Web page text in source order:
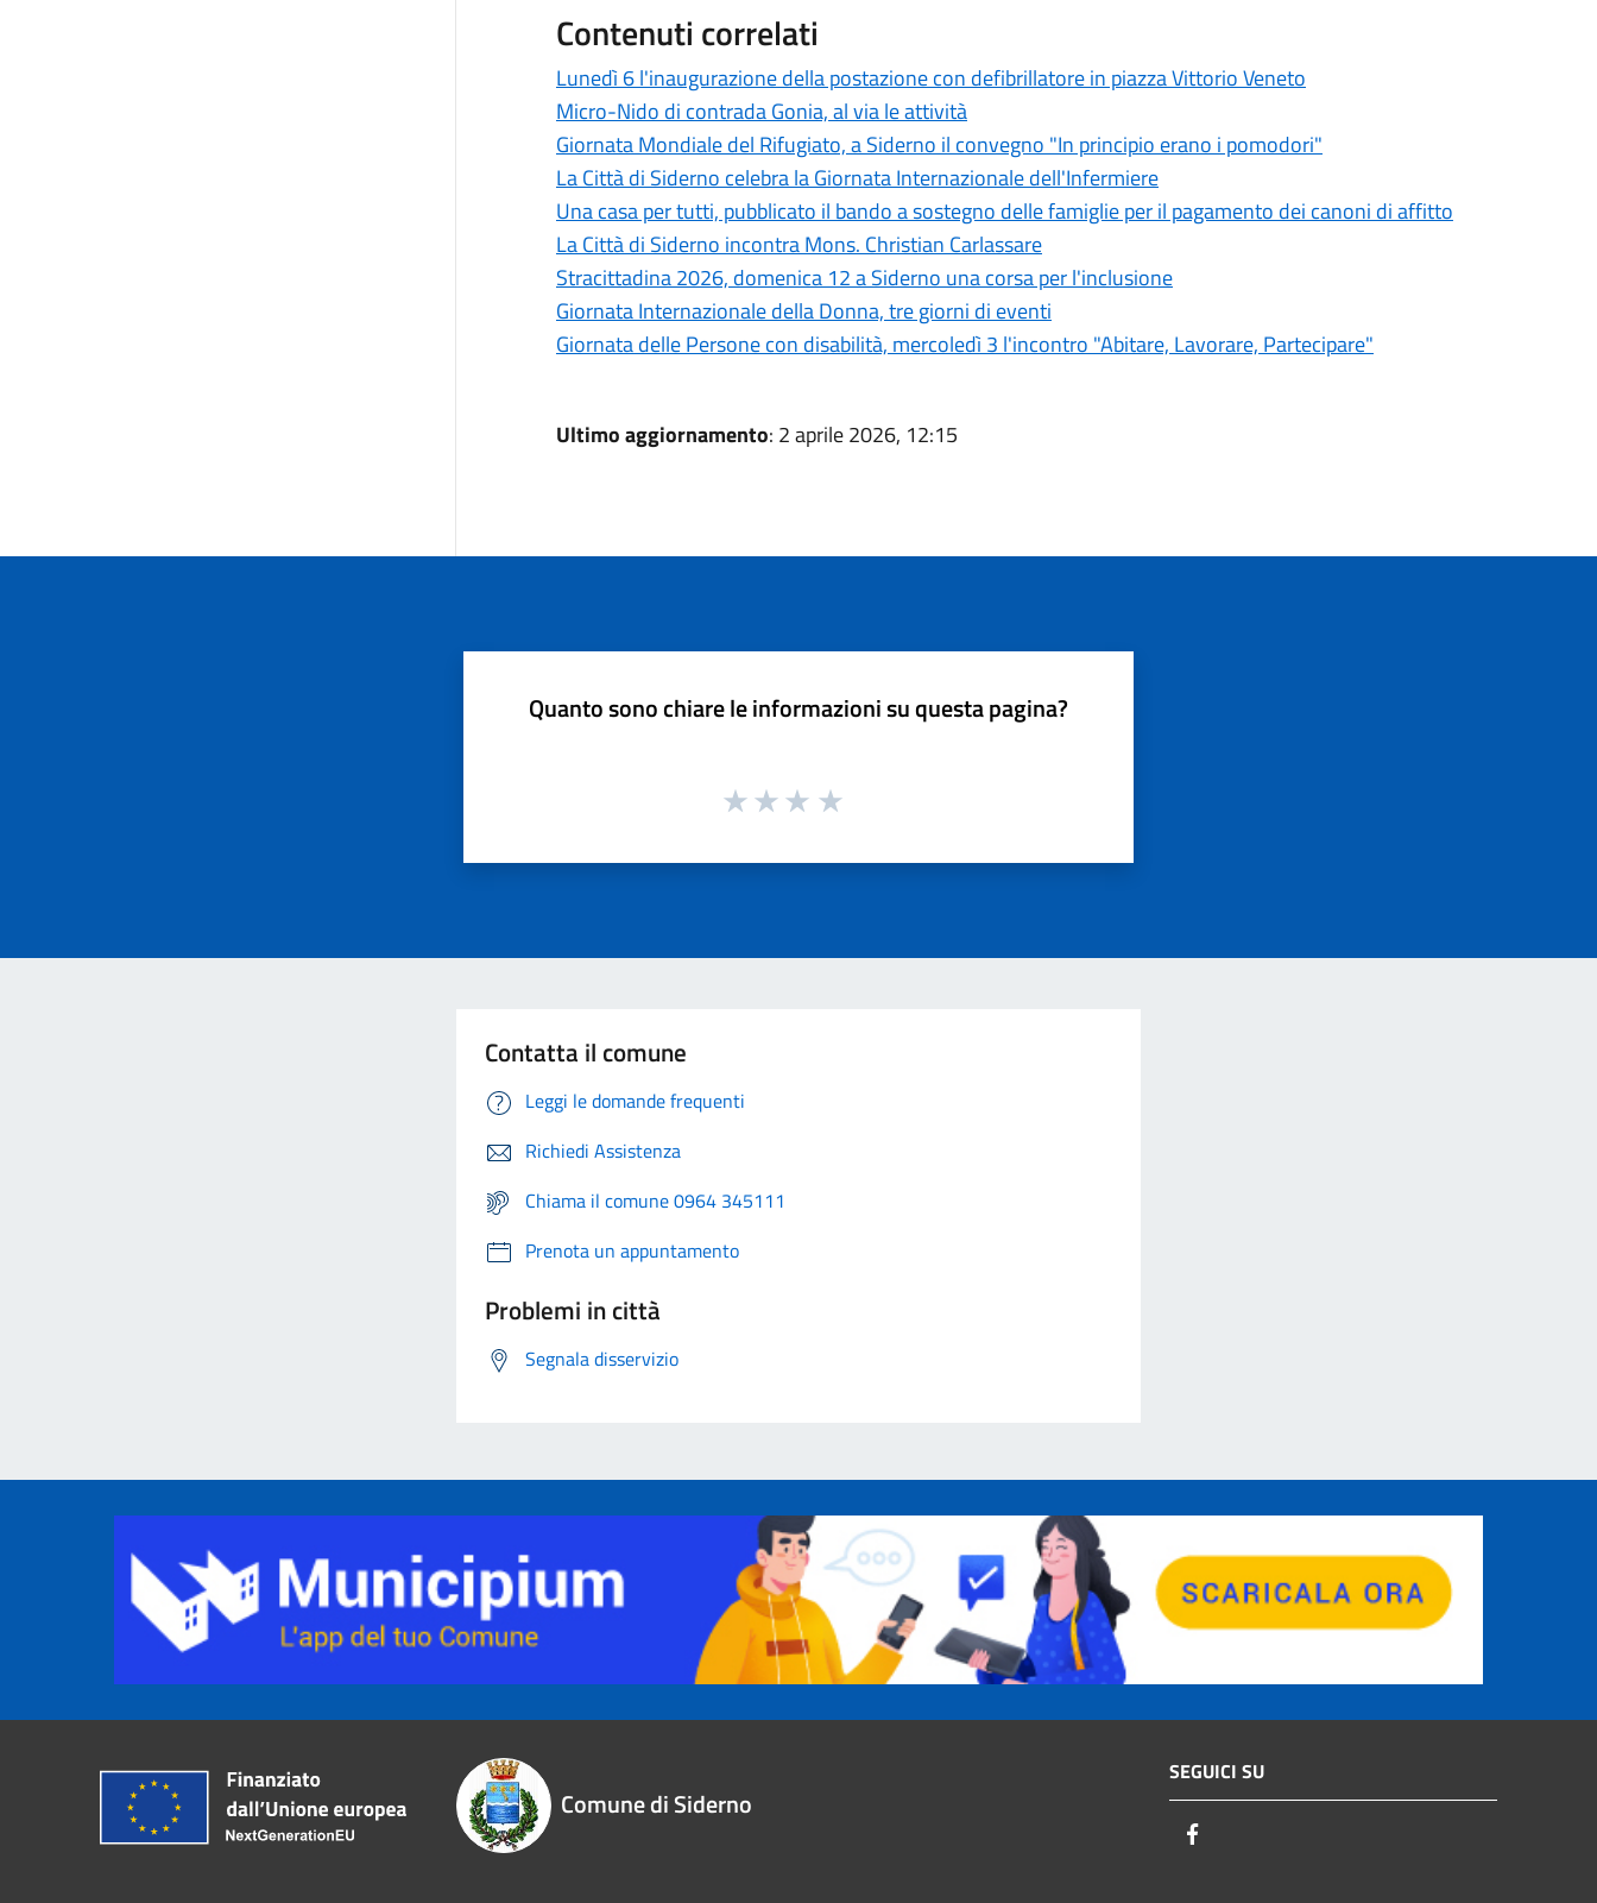
Contenuti correlati
Lunedì 6 l'inaugurazione della postazione con defibrillatore in piazza Vittorio Veneto
Micro-Nido di contrada Gonia, al via le attività
Giornata Mondiale del Rifugiato, a Siderno il convegno "In principio erano i pomodori"
La Città di Siderno celebra la Giornata Internazionale dell'Infermiere
Una casa per tutti, pubblicato il bando a sostegno delle famiglie per il pagamento dei canoni di affitto
La Città di Siderno incontra Mons. Christian Carlassare
Stracittadina 2026, domenica 12 a Siderno una corsa per l'inclusione
Giornata Internazionale della Donna, tre giorni di eventi
Giornata delle Persone con disabilità, mercoledì 3 l'incontro "Abitare, Lavorare, Partecipare"
Ultimo aggiornamento: 2 aprile 2026, 12:15
Quanto sono chiare le informazioni su questa pagina?
Contatta il comune
Leggi le domande frequenti
Richiedi Assistenza
Chiama il comune 0964 345111
Prenota un appuntamento
Problemi in città
Segnala disservizio
Comune di Siderno
SEGUICI SU